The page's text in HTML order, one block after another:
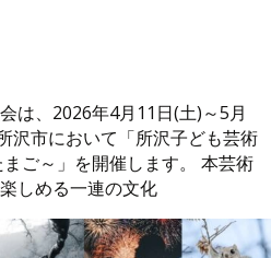
は、2026年4月11日(土)～5月
沢市において「所沢子ども芸術
ご～」を開催します。 本芸術
しめる一連の文化